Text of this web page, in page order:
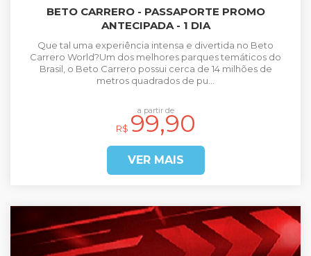
BETO CARRERO - PASSAPORTE PROMO
ANTECIPADA - 1 DIA
Que tal uma experiência intensa e divertida no Beto
Carrero World?Um dos melhores parques temáticos do
Brasil, o Beto Carrero possui cerca de 14 milhões de
metros quadrados de pu...
a partir de
R$ 99,90
VER MAIS